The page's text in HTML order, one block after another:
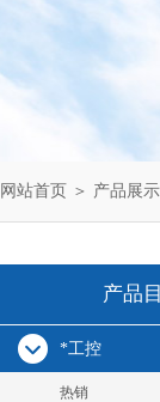
网站首页 ＞ 产品展示
产品
*工控
热销